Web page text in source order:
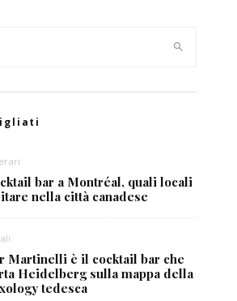
bar a Montréal, quali locali
nella città canadese
Martinelli è il cocktail bar che
Heidelberg sulla mappa della
tedesca